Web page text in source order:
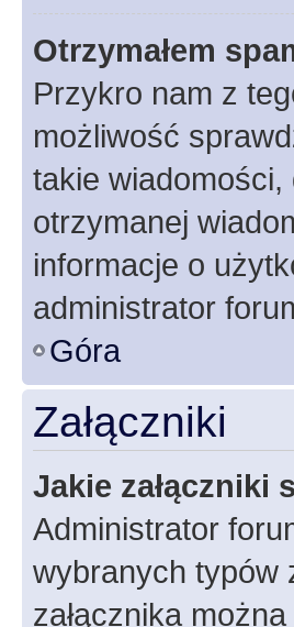
Otrzymałem
Przykro nam z
możliwość
takie wiadomości,
otrzymanej
informacje o
administrator
Góra
Załączniki
Jakie załączniki
Administrator
wybranych typów
załącznika